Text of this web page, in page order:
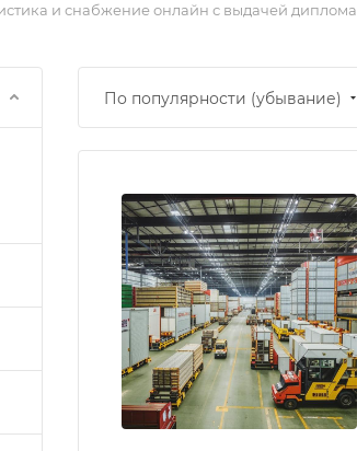
и снабжение онлайн с выдачей диплома
По популярности (убывание)